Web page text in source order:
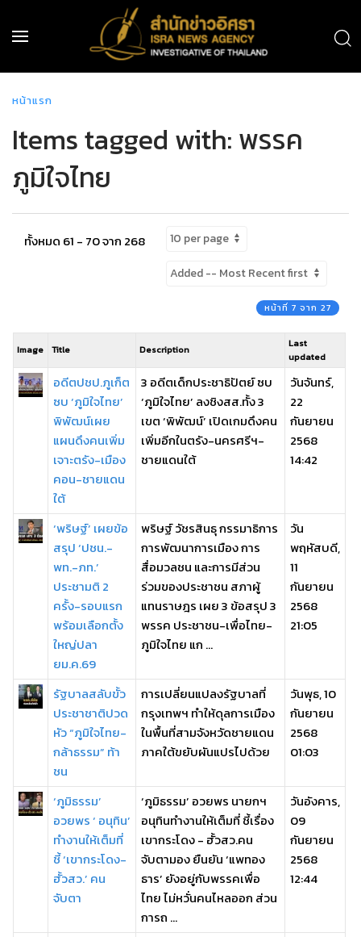
หน้าแรก
Items tagged with: พรรค
ภูมิใจไทย
ทั้งหมด 61 - 70 จาก 268
หน้าที่ 7 จาก 27
Image Title Description
Last
updated
อดีตปชป.ภูเก็ต
ซบ ‘ภูมิใจไทย’
พิพัฒน์เผย
แผนดึงคนเพิ่ม
เจาะตรัง-เมือง
คอน-ชายแดน
ใต้
3 อดีตเด็กประชาธิปัตย์ ซบ
‘ภูมิใจไทย’ ลงชิงสส.ทั้ง 3
เขต ‘พิพัฒน์’ เปิดเกมดึงคน
เพิ่มอีกในตรัง-นครศรีฯ-
ชายแดนใต้
วันจันทร์,
22
กันยายน
2568
14:42
‘พริษฐ์’ เผยข้อ
สรุป ‘ปชน.-
พท.-ภท.’
ประชามติ 2
ครั้ง-รอบแรก
พร้อมเลือกตั้ง
ใหญ่ปลา
ยม.ค.69
พริษฐ์ วัชรสินธุ กรรมาธิการ
การพัฒนาการเมือง การ
สื่อมวลชน และการมีส่วน
ร่วมของประชาชน สภาผู้
แทนราษฎร เผย 3 ข้อสรุป 3
พรรค ประชาชน-เพื่อไทย-
ภูมิใจไทย แก ...
วัน
พฤหัสบดี,
11
กันยายน
2568
21:05
รัฐบาลสลับขั้ว
ประชาชาติปวด
หัว “ภูมิใจไทย-
กล้าธรรม” ท้า
ชน
การเปลี่ยนแปลงรัฐบาลที่
กรุงเทพฯ ทำให้ดุลการเมือง
ในพื้นที่สามจังหวัดชายแดน
ภาคใต้ขยับผันแปรไปด้วย
วันพุธ, 10
กันยายน
2568
01:03
‘ภูมิธรรม’
อวยพร ‘ อนุทิน’
ทำงานให้เต็มที่
ชี้ ‘เขากระโดง-
ฮั้วสว.’ คน
จับตา
‘ภูมิธรรม’ อวยพร นายกฯ
อนุทินทำงานให้เต็มที่ ชี้เรื่อง
เขากระโดง - ฮั้วสว.คน
จับตามอง ยืนยัน ‘แพทอง
ธาร’ ยังอยู่กับพรรคเพื่อ
ไทย ไม่หวั่นคนไหลออก ส่วน
การถ ...
วันอังคาร,
09
กันยายน
2568
12:44